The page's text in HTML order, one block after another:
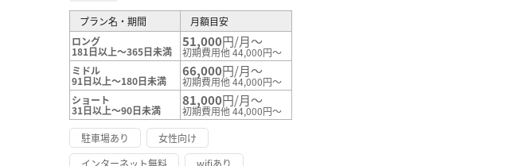
プラン名・期間
月額目安
ロング
181日以上～365日未満
51,000円/月～
初期費用他 44,000円～
ミドル
91日以上～180日未満
66,000円/月～
初期費用他 44,000円～
ショート
31日以上～90日未満
81,000円/月～
初期費用他 44,000円～
駐車場あり
女性向け
インターネット無料
wifiあり